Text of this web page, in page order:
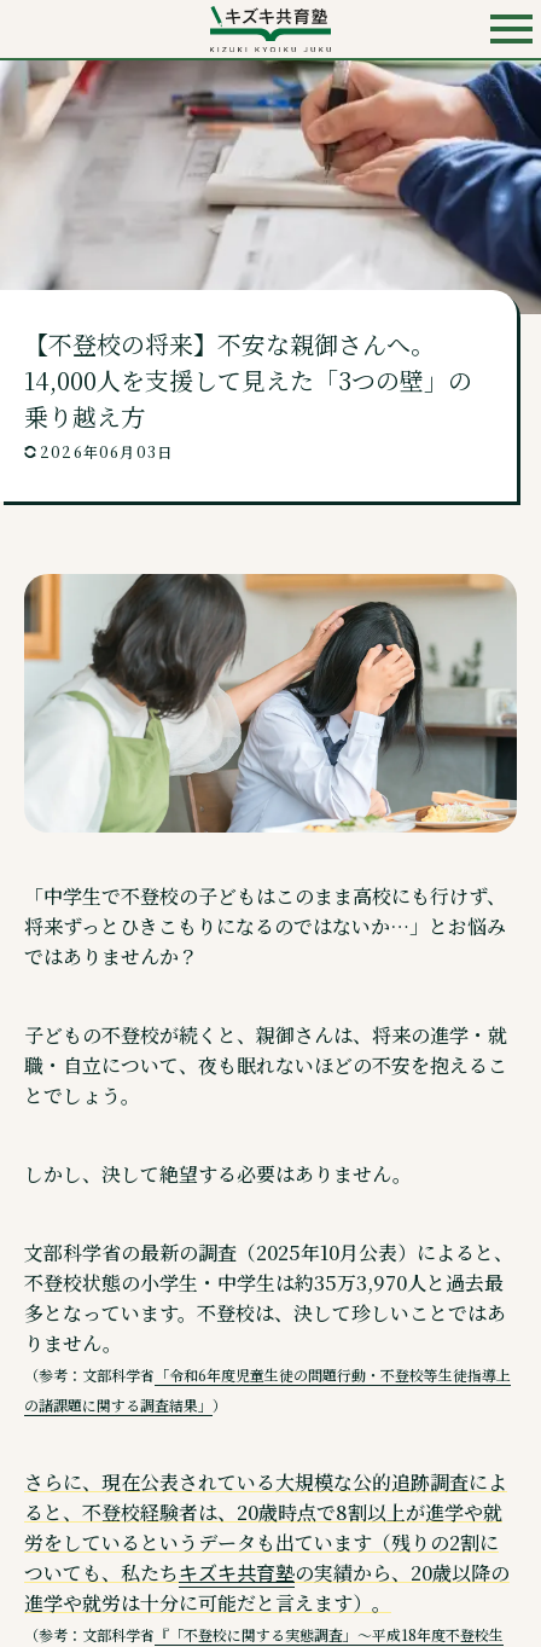
お電話での入会・見学・料金のお問い合わせは
0120-501-858 （無料）
キズキ共育塾 TOP
キズキとは？
料金・コース
講師・校舎・よくあるご質問
ご相談・見学予約・資料
企業情報
通信制高校サポート校・キズキ高等学院
ウェブメディア・不登校オンライン
【不登校の将来】不安な親御さんへ。
14,000人を支援して見えた「3つの壁」の
乗り越え方
2026年06月03日
「中学生で不登校の子どもはこのまま高校にも行けず、
将来ずっとひきこもりになるのではないか…」とお悩み
ではありませんか？
子どもの不登校が続くと、親御さんは、将来の進学・就
職・自立について、夜も眠れないほどの不安を抱えるこ
とでしょう。
しかし、決して絶望する必要はありません。
文部科学省の最新の調査（2025年10月公表）によると、
不登校状態の小学生・中学生は約35万3,970人と過去最
多となっています。不登校は、決して珍しいことではあ
りません。
（参考：文部科学省 「令和6年度児童生徒の問題行動・不登校等生徒指導上
の諸課題に関する調査結果」 ）
さらに、現在公表されている大規模な公的追跡調査によ
ると、不登校経験者は、20歳時点で8割以上が進学や就
労をしているというデータも出ています（残りの2割に
ついても、私たちキズキ共育塾の実績から、20歳以降の
進学や就労は十分に可能だと言えます）。
（参考：文部科学省 『「不登校に関する実態調査」～平成18年度不登校生